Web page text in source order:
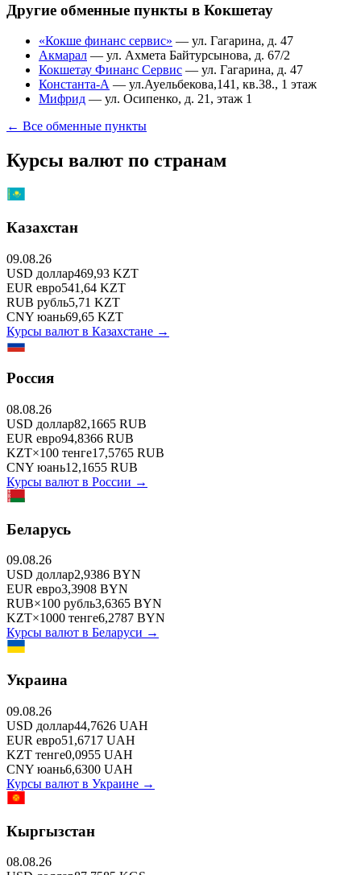
Другие обменные пункты в Кокшетау
«Кокше финанс сервис» — ул. Гагарина, д. 47
Акмарал — ул. Ахмета Байтурсынова, д. 67/2
Кокшетау Финанс Сервис — ул. Гагарина, д. 47
Константа-А — ул.Ауельбекова,141, кв.38., 1 этаж
Мифрид — ул. Осипенко, д. 21, этаж 1
← Все обменные пункты
Курсы валют по странам
Казахстан
09.08.26
USD доллар469,93 KZT
EUR евро541,64 KZT
RUB рубль5,71 KZT
CNY юань69,65 KZT
Курсы валют в Казахстане →
Россия
08.08.26
USD доллар82,1665 RUB
EUR евро94,8366 RUB
KZT×100 тенге17,5765 RUB
CNY юань12,1655 RUB
Курсы валют в России →
Беларусь
09.08.26
USD доллар2,9386 BYN
EUR евро3,3908 BYN
RUB×100 рубль3,6365 BYN
KZT×1000 тенге6,2787 BYN
Курсы валют в Беларуси →
Украина
09.08.26
USD доллар44,7626 UAH
EUR евро51,6717 UAH
KZT тенге0,0955 UAH
CNY юань6,6300 UAH
Курсы валют в Украине →
Кыргызстан
08.08.26